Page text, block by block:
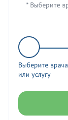
* Выберите
Выберите врача
или услугу